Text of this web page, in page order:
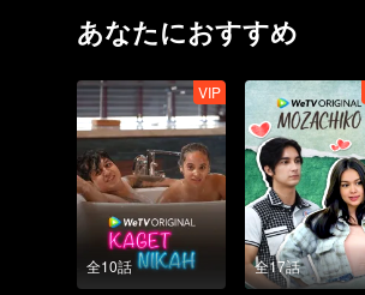
あなたにおすすめ
全10話
VIP
全17話